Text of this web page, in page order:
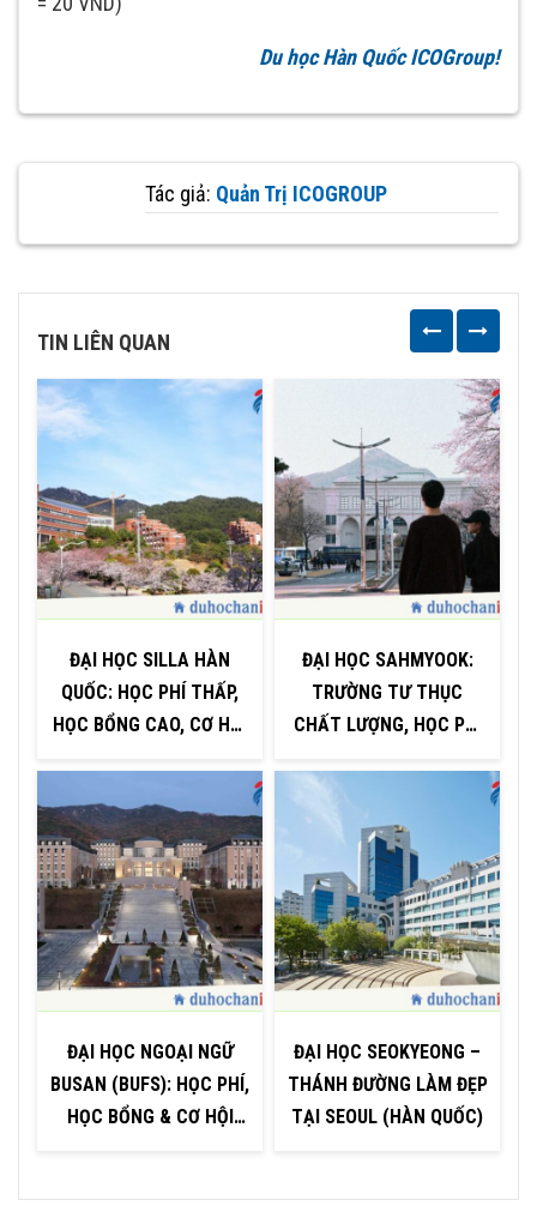
Du học Hàn Quốc ICOGroup!
Tác giả: Quản Trị ICOGROUP
TIN LIÊN QUAN
ĐẠI HỌC SILLA HÀN
QUỐC: HỌC PHÍ THẤP,
HỌC BỔNG CAO, CƠ HỘI
ĐẠI HỌC NGOẠI NGỮ
BUSAN (BUFS): HỌC PHÍ,
HỌC BỔNG & CƠ HỘI
ĐẠI HỌC SAHMYOOK:
TRƯỜNG TƯ THỤC
CHẤT LƯỢNG, HỌC PHÍ
ĐẠI HỌC SEOKYEONG –
THÁNH ĐƯỜNG LÀM ĐẸP
TẠI SEOUL (HÀN QUỐC)